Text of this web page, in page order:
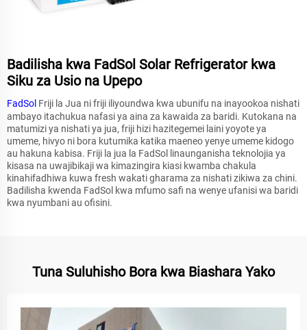
Badilisha kwa FadSol Solar Refrigerator kwa
Siku za Usio na Upepo
FadSol Friji la Jua ni friji iliyoundwa kwa ubunifu na inayookoa nishati
ambayo itachukua nafasi ya aina za kawaida za baridi. Kutokana na
matumizi ya nishati ya jua, friji hizi hazitegemei laini yoyote ya
umeme, hivyo ni bora kutumika katika maeneo yenye umeme kidogo
au hakuna kabisa. Friji la jua la FadSol linaunganisha teknolojia ya
kisasa na uwajibikaji wa kimazingira kiasi kwamba chakula
kinahifadhiwa kuwa fresh wakati gharama za nishati zikiwa za chini.
Badilisha kwenda FadSol kwa mfumo safi na wenye ufanisi wa baridi
kwa nyumbani au ofisini.
Tuna Suluhisho Bora kwa Biashara Yako